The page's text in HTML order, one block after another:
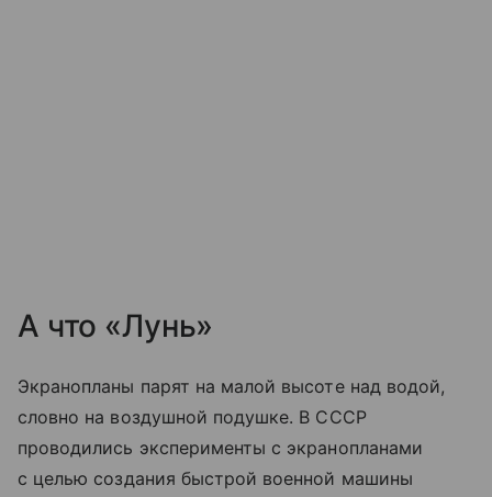
А что «Лунь»
Экранопланы парят на малой высоте над водой,
словно на воздушной подушке. В СССР
проводились эксперименты с экранопланами
с целью создания быстрой военной машины